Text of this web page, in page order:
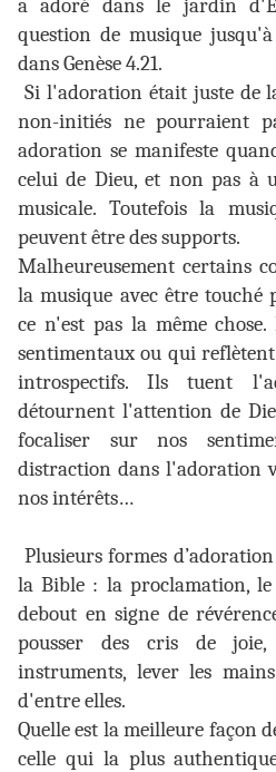
a adoré dans le jardin
question de musique jusqu'à
dans Genèse 4.21.
Si l'adoration était juste de
non-initiés ne pourraient
adoration se manifeste
celui de Dieu, et non pas à
musicale. Toutefois la
peuvent être des supports.
Malheureusement certains
la musique avec être touché
ce n'est pas la même
sentimentaux ou qui
introspectifs. Ils tuent
détournent l'attention de
focaliser sur nos
distraction dans l'adoration
nos intérêts…
Plusieurs formes
la Bible : la proclamation,
debout en signe de
pousser des cris de joie,
instruments, lever les
d'entre elles.
Quelle est la meilleure façon
celle qui la plus